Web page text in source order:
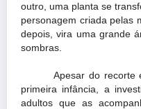
outro, uma planta se
personagem criada pelas
depois, vira uma grande
sombras.
Apesar do recorte
primeira infância, a
adultos que as